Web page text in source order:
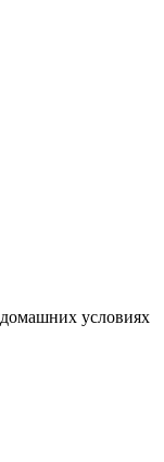
условиях